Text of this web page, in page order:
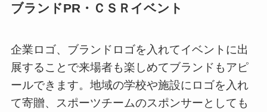
ブランドPR・ＣＳＲイベント
企業ロゴ、ブランドロゴを入れてイベントに出
展することで来場者も楽しめてブランドもアピ
ールできます。地域の学校や施設にロゴを入れ
て寄贈、スポーツチームのスポンサーとしても